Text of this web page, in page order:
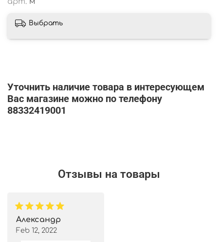
Выбрать
Уточнить наличие товара в интересующем
Вас магазине можно по телефону
88332419001
Отзывы на товары
Александр
Feb 12, 2022